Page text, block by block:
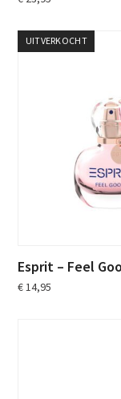
UITVERKOCHT
Esprit – Feel
€14,95